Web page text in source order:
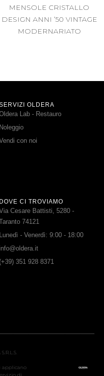
MENSOLE CRISTALLO
DESIGN ANNI ’50 VINTAGE
MODERNARIATO
OLDERA
Lab - Restauro
Noleggio
con noi
DOVE CI TROVIAMO
Cesare Battisti, 5280 -
74121
Lunedì - Venerdì: 9:00 - 18:00
info@oldera.it
(+39) 351 928 8371
applicano